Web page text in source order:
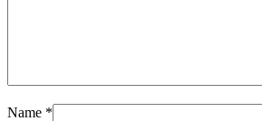
Name *